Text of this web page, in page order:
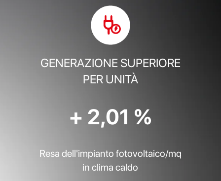
GENERAZIONE SUPERIORE
PER UNITÀ
+ 2,01 %
Resa dell'impianto fotovoltaico/mq
in clima caldo